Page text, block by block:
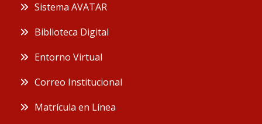
Sistema AVATAR
Biblioteca Digital
Entorno Virtual
Correo Institucional
Matrícula en Línea